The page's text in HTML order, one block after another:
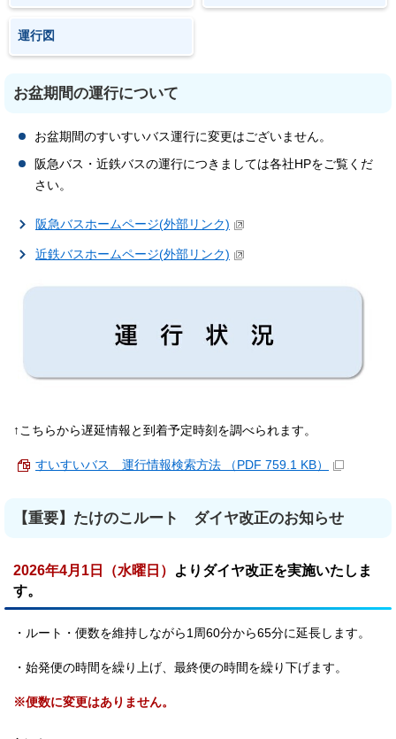
運行図
お盆期間の運行について
お盆期間のすいすいバス運行に変更はございません。
阪急バス・近鉄バスの運行につきましては各社HPをご覧くだ
さい。
阪急バスホームページ(外部リンク)
近鉄バスホームページ(外部リンク)
↑こちらから遅延情報と到着予定時刻を調べられます。
すいすいバス 運行情報検索方法 （PDF 759.1 KB）
【重要】たけのこルート ダイヤ改正のお知らせ
2026年4月1日（水曜日）
よりダイヤ改正を実施いたしま
す。
・ルート・便数を維持しながら1周60分から65分に延長します。
・始発便の時間を繰り上げ、最終便の時間を繰り下げます。
※便数に変更はありません。